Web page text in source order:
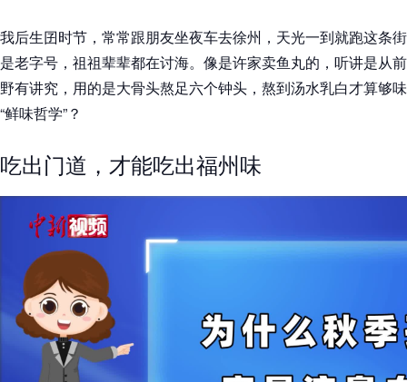
我后生囝时节，常常跟朋友坐夜车去徐州，天光一到就跑这条
是老字号，祖祖辈辈都在讨海。像是许家卖鱼丸的，听讲是从
野有讲究，用的是大骨头熬足六个钟头，熬到汤水乳白才算够
“鲜味哲学”？
吃出门道，才能吃出福州味